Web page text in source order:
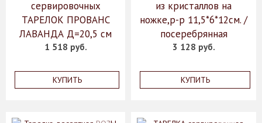
сервировочных
ТАРЕЛОК ПРОВАНС
ЛАВАНДА Д=20,5 см
1 518 руб.
КУПИТЬ
из кристаллов на
ножке,р-р 11,5*6*12см. /
посеребрянная
3 128 руб.
КУПИТЬ